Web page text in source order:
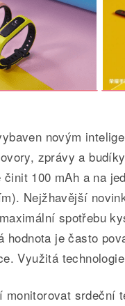
novým
zprávy a
činit 100 mAh a na
Nejžhavější
spotřebu
hodnota je často
Využitá
monitorovat srdeční